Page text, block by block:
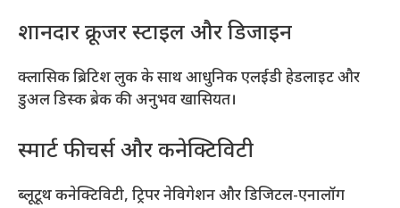
शानदार क्रूजर स्टाइल और डिजाइन
क्लासिक ब्रिटिश लुक के साथ आधुनिक एलईडी हेडलाइट और
डुअल डिस्क ब्रेक की अनुभव खासियत।
स्मार्ट फीचर्स और कनेक्टिविटी
ब्लूटूथ कनेक्टिविटी, ट्रिपर नेविगेशन और डिजिटल-एनालॉग